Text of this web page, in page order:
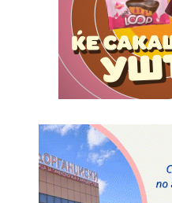
Full member access:
Etiam est nibh, lobortis
Praesent euismod ac
Ut mollis pellentesque
Nullam eu erat
Orci varius natoque dolor
Yearly pricing